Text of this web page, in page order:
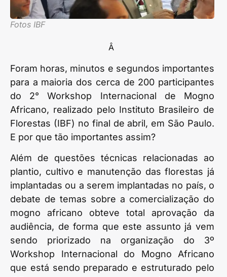
Fotos IBF
Â
Foram horas, minutos e segundos importantes
para a maioria dos cerca de 200 participantes
do 2° Workshop Internacional de Mogno
Africano, realizado pelo Instituto Brasileiro de
Florestas (IBF) no final de abril, em São Paulo.
E por que tão importantes assim?
Além de questões técnicas relacionadas ao
plantio, cultivo e manutenção das florestas já
implantadas ou a serem implantadas no país, o
debate de temas sobre a comercialização do
mogno africano obteve total aprovação da
audiência, de forma que este assunto já vem
sendo priorizado na organização do 3º
Workshop Internacional do Mogno Africano
que está sendo preparado e estruturado pelo